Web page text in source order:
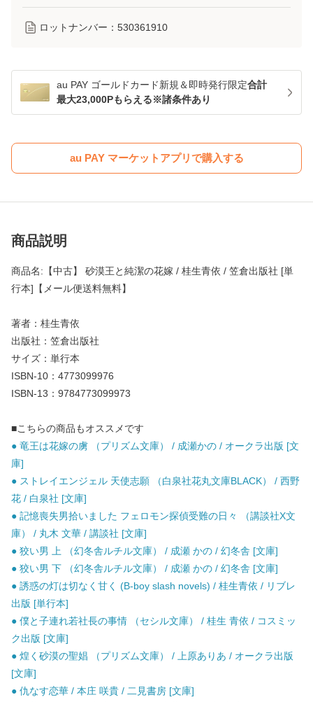
ロットナンバー： 530361910
au PAY ゴールドカード新規＆即時発行限定合計
最大23,000Pもらえる※諸条件あり
au PAY マーケットアプリで購入する
商品説明
商品名:【中古】 砂漠王と純潔の花嫁 / 桂生青依 / 笠倉出版社 [単
行本]【メール便送料無料】
著者：桂生青依
出版社：笠倉出版社
サイズ：単行本
ISBN-10：4773099976
ISBN-13：9784773099973
■こちらの商品もオススメです
● 竜王は花嫁の虜 （プリズム文庫） / 成瀬かの / オークラ出版 [文
庫]
● ストレイエンジェル 天使志願 （白泉社花丸文庫BLACK） / 西野
花 / 白泉社 [文庫]
● 記憶喪失男拾いました フェロモン探偵受難の日々 （講談社X文
庫） / 丸木 文華 / 講談社 [文庫]
● 狡い男 上 （幻冬舎ルチル文庫） / 成瀬 かの / 幻冬舎 [文庫]
● 狡い男 下 （幻冬舎ルチル文庫） / 成瀬 かの / 幻冬舎 [文庫]
● 誘惑の灯は切なく甘く (B-boy slash novels) / 桂生青依 / リブレ
出版 [単行本]
● 僕と子連れ若社長の事情 （セシル文庫） / 桂生 青依 / コスミッ
ク出版 [文庫]
● 煌く砂漠の聖娼 （プリズム文庫） / 上原ありあ / オークラ出版
[文庫]
● 仇なす恋華 / 本庄 咲貴 / 二見書房 [文庫]